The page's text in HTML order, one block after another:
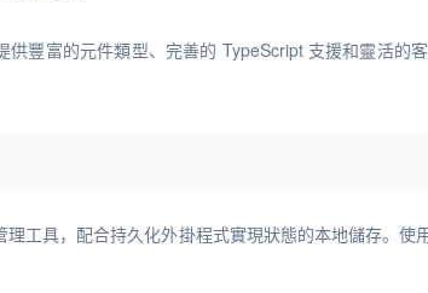
豐富的元件類型、完善的 TypeScript 支援和靈活的
工具，配合持久化外掛程式實現狀態的本地儲存。